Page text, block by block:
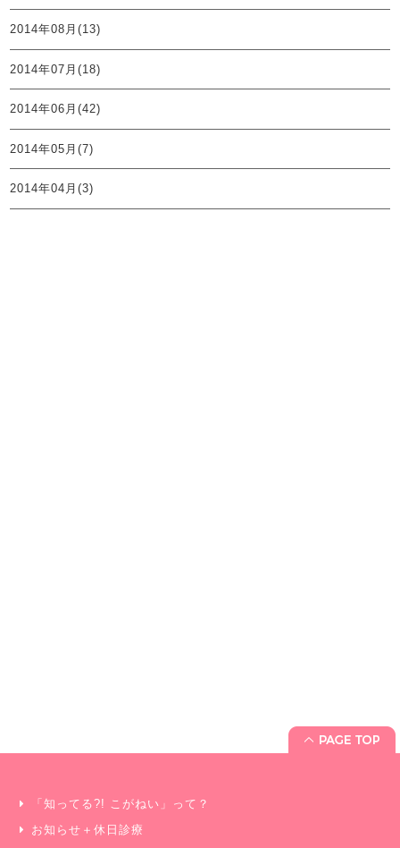
2014年08月(13)
2014年07月(18)
2014年06月(42)
2014年05月(7)
2014年04月(3)
「知ってる?! こがねい」って？
お知らせ＋休日診療